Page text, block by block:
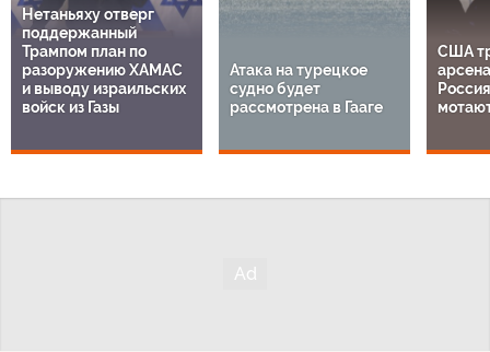
Нетаньяху отверг
поддержанный
Трампом план по
разоружению ХАМАС
и выводу израильских
войск из Газы
Атака на турецкое
судно будет
рассмотрена в Гааге
США